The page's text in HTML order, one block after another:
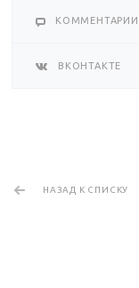
КОММЕНТАРИИ
ВКОНТАКТЕ
НАЗАД К СПИСКУ